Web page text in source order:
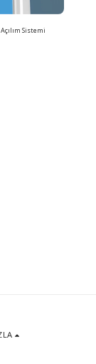
Sistemi